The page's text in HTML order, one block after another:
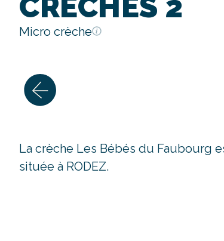
Micro crèche
La crèche Les Bébés du Faubourg
située à RODEZ.